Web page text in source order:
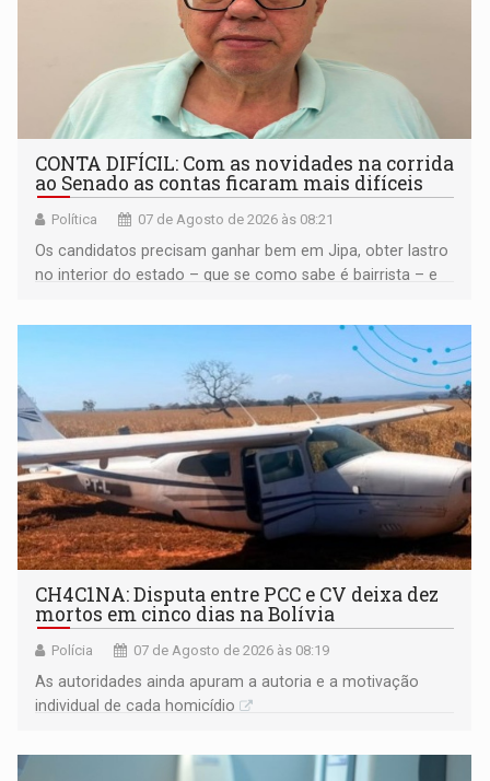
CONTA DIFÍCIL: Com as novidades na corrida
ao Senado as contas ficaram mais difíceis
Política 07 de Agosto de 2026 às 08:21
Os candidatos precisam ganhar bem em Jipa, obter lastro
no interior do estado – que se como sabe é bairrista – e
garantir
CH4C1NA: Disputa entre PCC e CV deixa dez
mortos em cinco dias na Bolívia
Polícia 07 de Agosto de 2026 às 08:19
As autoridades ainda apuram a autoria e a motivação
individual de cada homicídio